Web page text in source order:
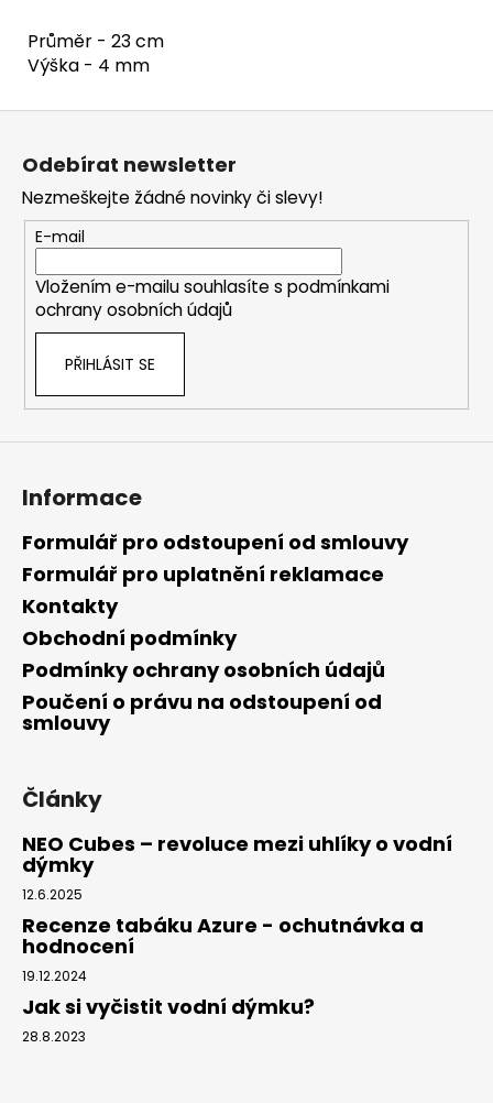
Průměr - 23 cm
Výška - 4 mm
Odebírat newsletter
Nezmeškejte žádné novinky či slevy!
E-mail
Vložením e-mailu souhlasíte s podmínkami
ochrany osobních údajů
PŘIHLÁSIT SE
Informace
Formulář pro odstoupení od smlouvy
Formulář pro uplatnění reklamace
Kontakty
Obchodní podmínky
Podmínky ochrany osobních údajů
Poučení o právu na odstoupení od
smlouvy
Články
NEO Cubes – revoluce mezi uhlíky o vodní
dýmky
12.6.2025
Recenze tabáku Azure - ochutnávka a
hodnocení
19.12.2024
Jak si vyčistit vodní dýmku?
28.8.2023